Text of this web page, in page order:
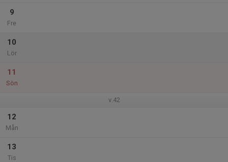
9
Fre
10
Lör
11
Sön
v.42
12
Mån
13
Tis